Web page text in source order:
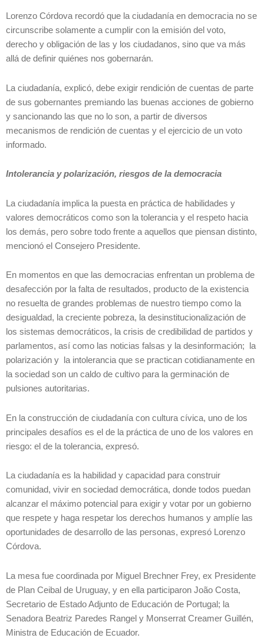
Lorenzo Córdova recordó que la ciudadanía en democracia no se
circunscribe solamente a cumplir con la emisión del voto,
derecho y obligación de las y los ciudadanos, sino que va más
allá de definir quiénes nos gobernarán.
La ciudadanía, explicó, debe exigir rendición de cuentas de parte
de sus gobernantes premiando las buenas acciones de gobierno
y sancionando las que no lo son, a partir de diversos
mecanismos de rendición de cuentas y el ejercicio de un voto
informado.
Intolerancia y polarización, riesgos de la democracia
La ciudadanía implica la puesta en práctica de habilidades y
valores democráticos como son la tolerancia y el respeto hacia
los demás, pero sobre todo frente a aquellos que piensan distinto,
mencionó el Consejero Presidente.
En momentos en que las democracias enfrentan un problema de
desafección por la falta de resultados, producto de la existencia
no resuelta de grandes problemas de nuestro tiempo como la
desigualdad, la creciente pobreza, la desinstitucionalización de
los sistemas democráticos, la crisis de credibilidad de partidos y
parlamentos, así como las noticias falsas y la desinformación; la
polarización y la intolerancia que se practican cotidianamente en
la sociedad son un caldo de cultivo para la germinación de
pulsiones autoritarias.
En la construcción de ciudadanía con cultura cívica, uno de los
principales desafíos es el de la práctica de uno de los valores en
riesgo: el de la tolerancia, expresó.
La ciudadanía es la habilidad y capacidad para construir
comunidad, vivir en sociedad democrática, donde todos puedan
alcanzar el máximo potencial para exigir y votar por un gobierno
que respete y haga respetar los derechos humanos y amplíe las
oportunidades de desarrollo de las personas, expresó Lorenzo
Córdova.
La mesa fue coordinada por Miguel Brechner Frey, ex Presidente
de Plan Ceibal de Uruguay, y en ella participaron João Costa,
Secretario de Estado Adjunto de Educación de Portugal; la
Senadora Beatriz Paredes Rangel y Monserrat Creamer Guillén,
Ministra de Educación de Ecuador.